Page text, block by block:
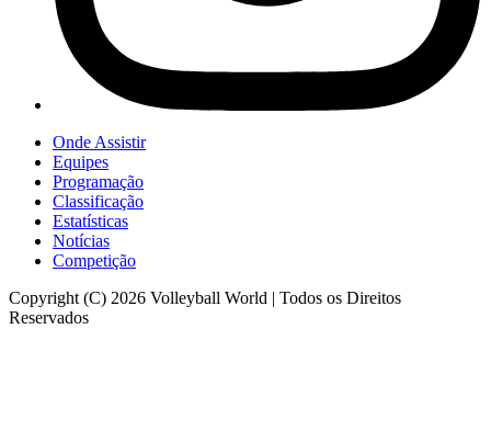
Onde Assistir
Equipes
Programação
Classificação
Estatísticas
Notícias
Competição
Copyright (C) 2026 Volleyball World | Todos os Direitos
Reservados